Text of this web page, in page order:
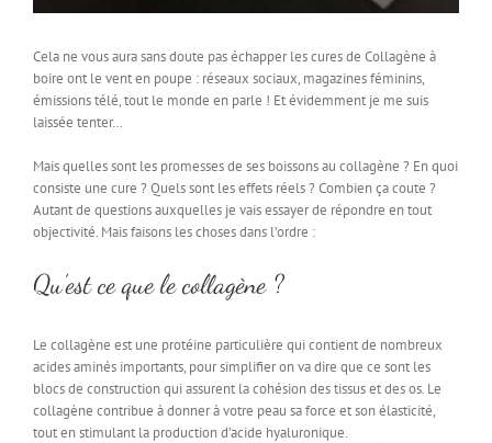
Cela ne vous aura sans doute pas échapper les cures de Collagène à
boire ont le vent en poupe : réseaux sociaux, magazines féminins,
émissions télé, tout le monde en parle ! Et évidemment je me suis
laissée tenter…
Mais quelles sont les promesses de ses boissons au collagène ? En quoi
consiste une cure ? Quels sont les effets réels ? Combien ça coute ?
Autant de questions auxquelles je vais essayer de répondre en tout
objectivité. Mais faisons les choses dans l’ordre :
Qu’est ce que le collagène ?
Le collagène est une protéine particulière qui contient de nombreux
acides aminés importants, pour simplifier on va dire que ce sont les
blocs de construction qui assurent la cohésion des tissus et des os. Le
collagène contribue à donner à votre peau sa force et son élasticité,
tout en stimulant la production d’acide hyaluronique.